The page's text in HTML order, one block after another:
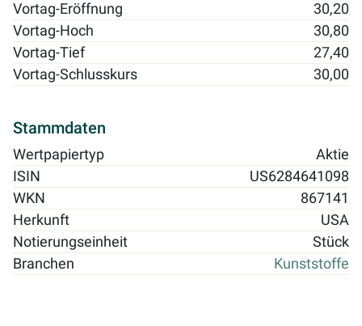
Vortag-Eröffnung
30,20
Vortag-Hoch
30,80
Vortag-Tief
27,40
Vortag-Schlusskurs
30,00
Stammdaten
Wertpapiertyp
Aktie
ISIN
US6284641098
WKN
867141
Herkunft
USA
Notierungseinheit
Stück
Branchen
Kunststoffe